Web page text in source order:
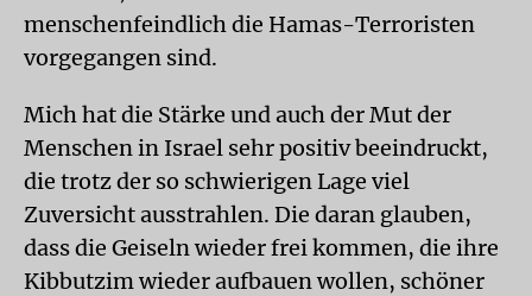
menschenfeindlich die Hamas-Terroristen
vorgegangen sind.
Mich hat die Stärke und auch der Mut der
Menschen in Israel sehr positiv beeindruckt,
die trotz der so schwierigen Lage viel
Zuversicht ausstrahlen. Die daran glauben,
dass die Geiseln wieder frei kommen, die ihre
Kibbutzim wieder aufbauen wollen, schöner